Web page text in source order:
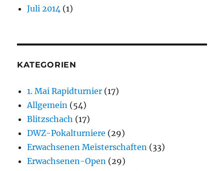
Juli 2014 (1)
KATEGORIEN
1. Mai Rapidturnier (17)
Allgemein (54)
Blitzschach (17)
DWZ-Pokalturniere (29)
Erwachsenen Meisterschaften (33)
Erwachsenen-Open (29)